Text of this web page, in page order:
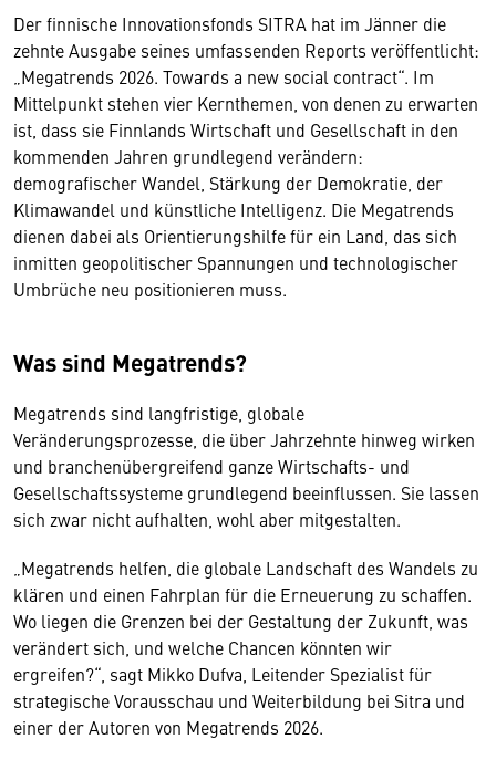
Der finnische Innovationsfonds SITRA hat im Jänner die
zehnte Ausgabe seines umfassenden Reports veröffentlicht:
„Megatrends 2026. Towards a new social contract“. Im
Mittelpunkt stehen vier Kernthemen, von denen zu erwarten
ist, dass sie Finnlands Wirtschaft und Gesellschaft in den
kommenden Jahren grundlegend verändern:
demografischer Wandel, Stärkung der Demokratie, der
Klimawandel und künstliche Intelligenz. Die Megatrends
dienen dabei als Orientierungshilfe für ein Land, das sich
inmitten geopolitischer Spannungen und technologischer
Umbrüche neu positionieren muss.
Was sind Megatrends?
Megatrends sind langfristige, globale
Veränderungsprozesse, die über Jahrzehnte hinweg wirken
und branchenübergreifend ganze Wirtschafts- und
Gesellschaftssysteme grundlegend beeinflussen. Sie lassen
sich zwar nicht aufhalten, wohl aber mitgestalten.
„Megatrends helfen, die globale Landschaft des Wandels zu
klären und einen Fahrplan für die Erneuerung zu schaffen.
Wo liegen die Grenzen bei der Gestaltung der Zukunft, was
verändert sich, und welche Chancen könnten wir
ergreifen?“, sagt Mikko Dufva, Leitender Spezialist für
strategische Vorausschau und Weiterbildung bei Sitra und
einer der Autoren von Megatrends 2026.